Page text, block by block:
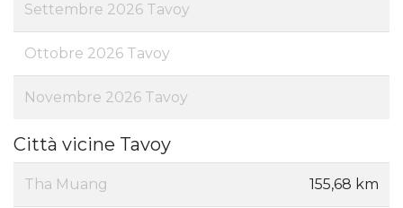
Settembre 2026 Tavoy
Ottobre 2026 Tavoy
Novembre 2026 Tavoy
Città vicine Tavoy
Tha Muang 155,68 km